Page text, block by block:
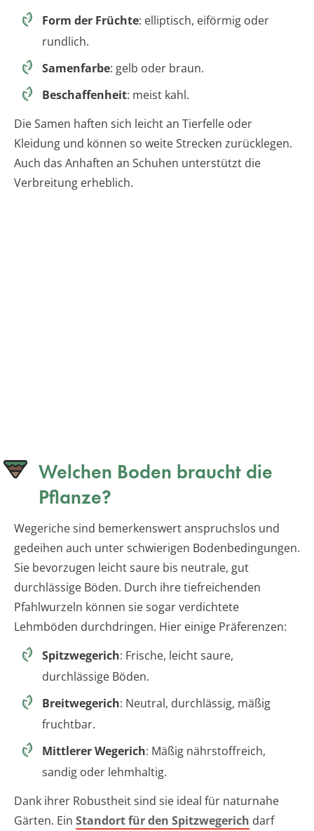
Form der Früchte: elliptisch, eiförmig oder
rundlich.
Samenfarbe: gelb oder braun.
Beschaffenheit: meist kahl.
Die Samen haften sich leicht an Tierfelle oder
Kleidung und können so weite Strecken zurücklegen.
Auch das Anhaften an Schuhen unterstützt die
Verbreitung erheblich.
Welchen Boden braucht die
Pflanze?
Wegeriche sind bemerkenswert anspruchslos und
gedeihen auch unter schwierigen Bodenbedingungen.
Sie bevorzugen leicht saure bis neutrale, gut
durchlässige Böden. Durch ihre tiefreichenden
Pfahlwurzeln können sie sogar verdichtete
Lehmböden durchdringen. Hier einige Präferenzen:
Spitzwegerich: Frische, leicht saure,
durchlässige Böden.
Breitwegerich: Neutral, durchlässig, mäßig
fruchtbar.
Mittlerer Wegerich: Mäßig nährstoffreich,
sandig oder lehmhaltig.
Dank ihrer Robustheit sind sie ideal für naturnahe
Gärten. Ein Standort für den Spitzwegerich darf